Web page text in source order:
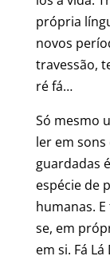
própria
novos
travessão,
ré fá…
Só mesmo
ler em sons
guardadas
espécie de
humanas.
se, em
em si. Fá